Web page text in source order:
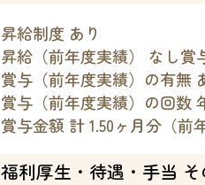
昇給制度 あり
昇給（前年度実績） なし賞
賞与（前年度実績）の有無
賞与（前年度実績）の回数
賞与金額 計 1.50ヶ月分（前
福利厚生・待遇・手当 そ